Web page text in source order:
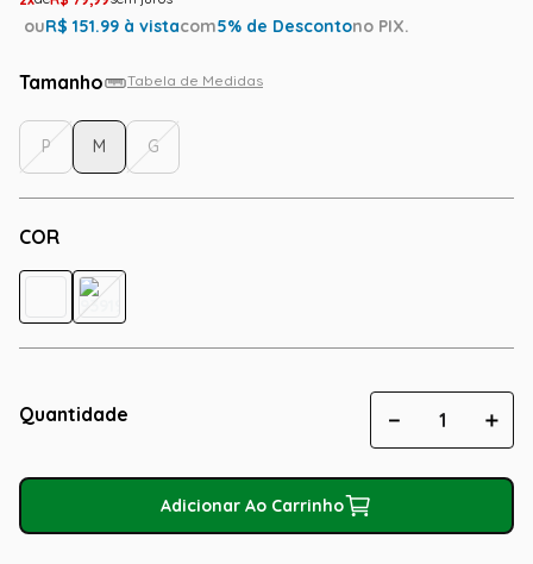
ouR$ 151.99 à vistacom5% de Descontono PIX.
Tamanho Tabela de Medidas
COR
P M G
Quantidade ＋
－
Adicionar Ao Carrinho